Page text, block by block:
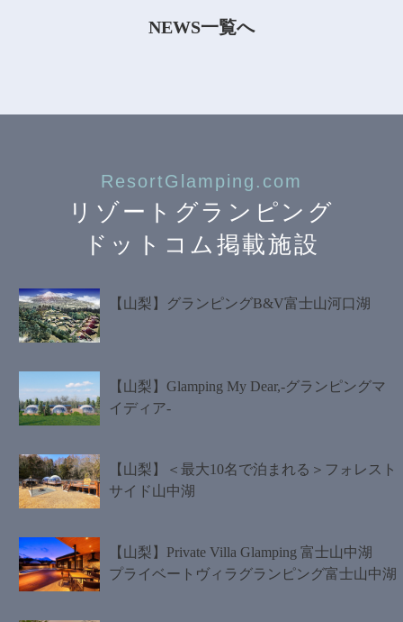
NEWS一覧へ
ResortGlamping.com
リゾートグランピング
ドットコム掲載施設
【山梨】グランピングB&V富士山河口湖
【山梨】Glamping My Dear,-グランピングマ
イディア-
【山梨】＜最大10名で泊まれる＞フォレスト
サイド山中湖
【山梨】Private Villa Glamping 富士山中湖
プライベートヴィラグランピング富士山中湖